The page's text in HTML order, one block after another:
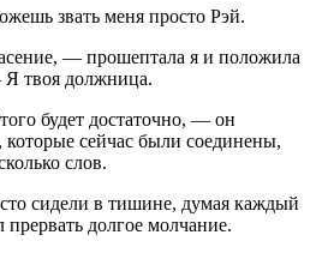
звать меня просто Рэй.
— прошептала я и положила
твоя должница.
будет достаточно, — он
сейчас были соединены,
слов.
сидели в тишине, думая каждый
долгое молчание.